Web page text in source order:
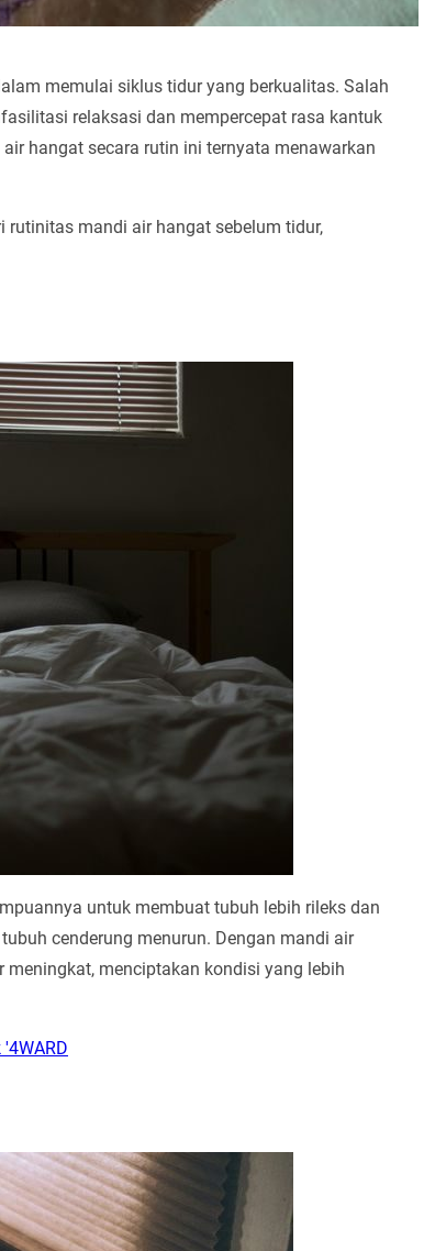
memulai siklus tidur yang berkualitas. Salah
relaksasi dan mempercepat rasa kantuk
hangat secara rutin ini ternyata menawarkan
rutinitas mandi air hangat sebelum tidur,
untuk membuat tubuh lebih rileks dan
cenderung menurun. Dengan mandi air
menciptakan kondisi yang lebih